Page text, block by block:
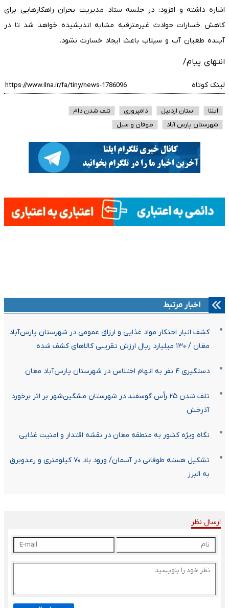
اشاره داشته و افزود: در جلسه ستاد مدیریت بحران راهکارهایی برای
کاهش خسارات حوادث غیرمترقبه مشابه اندیشیده خواهد شد تا در
آینده طغیان آب و سیلاب باعث ایجاد خسارت نشود.
انتهای پیام/
لینک کوتاه
ایلنا استان اردبیل دامپروری
تلف شدن دام
شهرستان پارس آباد
طوفان و سیل
اخبار مرتبط
کشف انبار احتکار مواد غذایی و ارزاق عمومی در شهرستان پارس‌آباد
مغان / ۱۳۰ میلیارد ریال ارزش تقریبی کالاهای کشف شده
دستگیری ۴ نفر به اتهام اختلاس در شهرستان پارس‌آباد مغان
تلف شدن ۲۵ رأس گوسفند در شهرستان مشگین‌شهر بر اثر برخورد
آذرخش
نگاه ویژه کشور به منطقه مغان در نقشه اقتدار و امنیت غذایی
تشکیل هسته طوفانی در آسمان/ ورود باد ۷۰ کیلومتری و رعدوبرق
به البرز
ارسال نظر